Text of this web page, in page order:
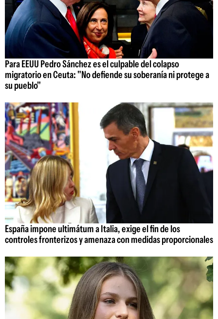
Para EEUU Pedro Sánchez es el culpable del colapso
migratorio en Ceuta: "No defiende su soberanía ni protege a
su pueblo"
España impone ultimátum a Italia, exige el fin de los
controles fronterizos y amenaza con medidas proporcionales